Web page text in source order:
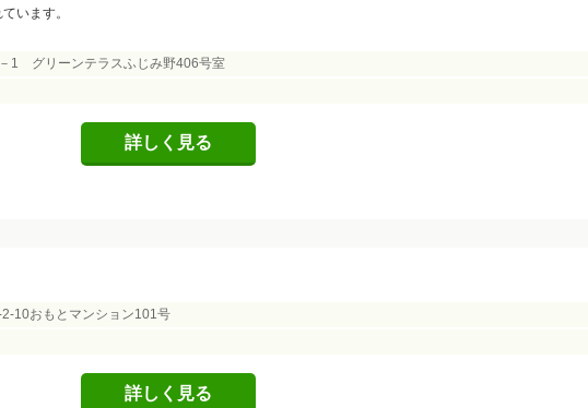
います。
1 グリーンテラスふじみ野406号室
詳しく見る
10おもとマンション101号
詳しく見る